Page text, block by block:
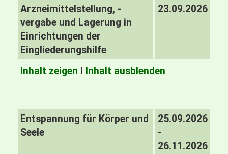
Arzneimittelstellung, -
vergabe und Lagerung in
Einrichtungen der
Eingliederungshilfe
23.09.2026
Inhalt zeigen I Inhalt ausblenden
Entspannung für Körper und
Seele
25.09.2026
-
26.11.2026